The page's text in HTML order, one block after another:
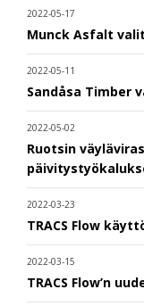
2022-05-17
Munck Asfalt
2022-05-11
Sandåsa Timber
2022-05-02
Ruotsin
2022-03-23
TRACS Flow
2022-03-15
TRACS Flow’n